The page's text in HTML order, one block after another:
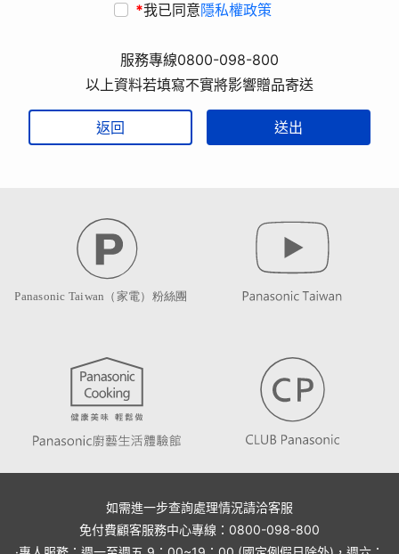
*我已同意隱私權政策
服務專線0800-098-800
以上資料若填寫不實將影響贈品寄送
返回 送出
如需進一步查詢處理情況請洽客服
免付費顧客服務中心專線：0800-098-800